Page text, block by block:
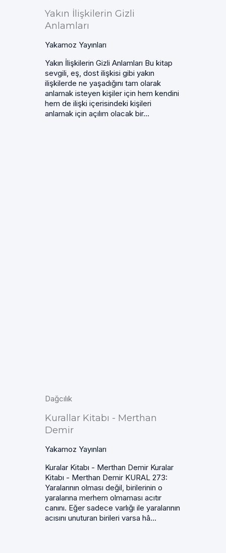
Yakın İlişkilerin Gizli
Anlamları
Yakamoz Yayınları
Yakın İlişkilerin Gizli Anlamları Bu kitap
sevgili, eş, dost ilişkisi gibi yakın
ilişkilerde ne yaşadığını tam olarak
anlamak isteyen kişiler için hem kendini
hem de ilişki içerisindeki kişileri
anlamak için açılım olacak bir...
Dağcılık
Kurallar Kitabı - Merthan
Demir
Yakamoz Yayınları
Kuralar Kitabı - Merthan Demir Kuralar
Kitabı - Merthan Demir KURAL 273:
Yaralarının olması değil, birilerinin o
yaralarına merhem olmaması acıtır
canını. Eğer sadece varlığı ile yaralarının
acısını unuturan birileri varsa hâ...